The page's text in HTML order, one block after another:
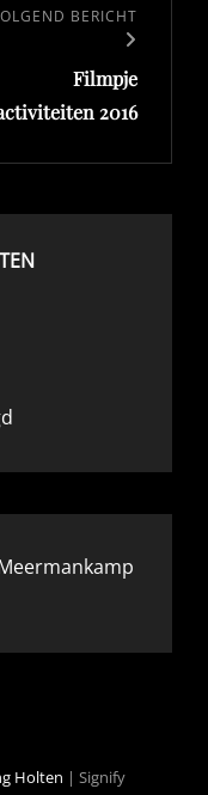
BERICHT
Filmpje
2016
Holten | Signify